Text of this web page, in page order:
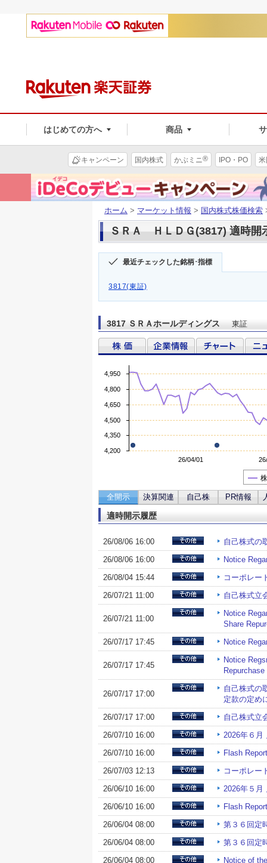
はじめての方へ 商品
キャンペーン 国内株式 かぶミニ® IPO・PO
ホーム > マーケット情報 > 国内株式株価検索
ＳＲＡ ＨＬＤＧ(3817) 適時開
最近チェックした銘柄･指標
3817(東証)
3817 ＳＲＡホールディングス 東証